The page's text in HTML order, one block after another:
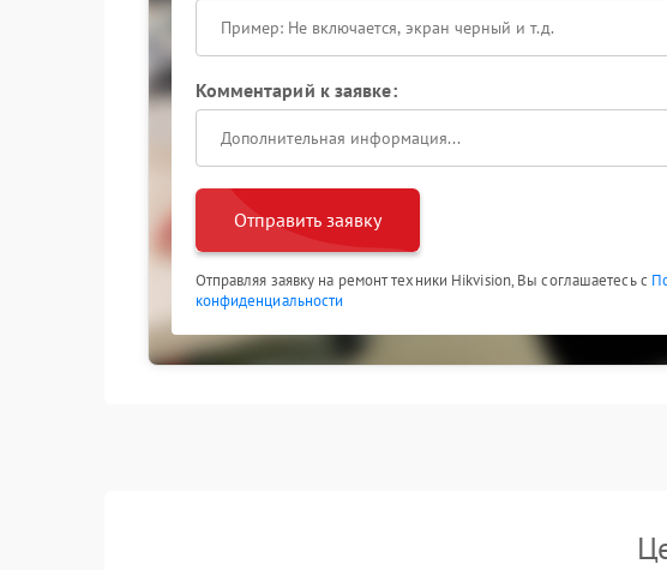
Комментарий к заявке:
Отправить заявку
Отправляя заявку на ремонт техники Hikvision, Вы соглашаетесь с
конфиденциальности